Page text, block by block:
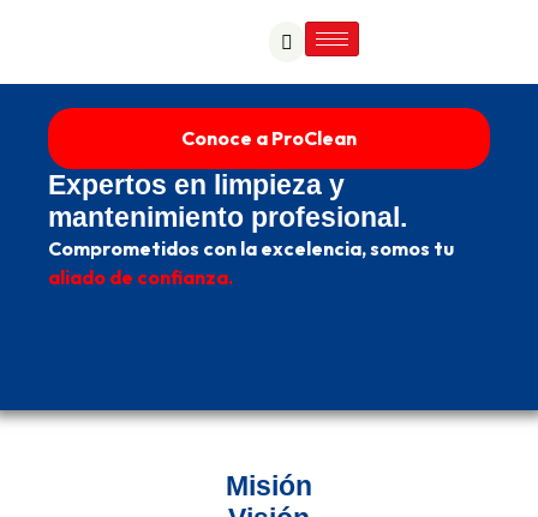
Conoce a ProClean
Expertos en limpieza y
mantenimiento profesional.
Comprometidos con la excelencia, somos tu
aliado de confianza.
Misión